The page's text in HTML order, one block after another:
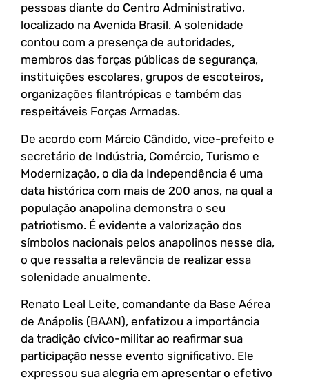
pessoas diante do Centro Administrativo,
localizado na Avenida Brasil. A solenidade
contou com a presença de autoridades,
membros das forças públicas de segurança,
instituições escolares, grupos de escoteiros,
organizações filantrópicas e também das
respeitáveis Forças Armadas.
De acordo com Márcio Cândido, vice-prefeito e
secretário de Indústria, Comércio, Turismo e
Modernização, o dia da Independência é uma
data histórica com mais de 200 anos, na qual a
população anapolina demonstra o seu
patriotismo. É evidente a valorização dos
símbolos nacionais pelos anapolinos nesse dia,
o que ressalta a relevância de realizar essa
solenidade anualmente.
Renato Leal Leite, comandante da Base Aérea
de Anápolis (BAAN), enfatizou a importância
da tradição cívico-militar ao reafirmar sua
participação nesse evento significativo. Ele
expressou sua alegria em apresentar o efetivo